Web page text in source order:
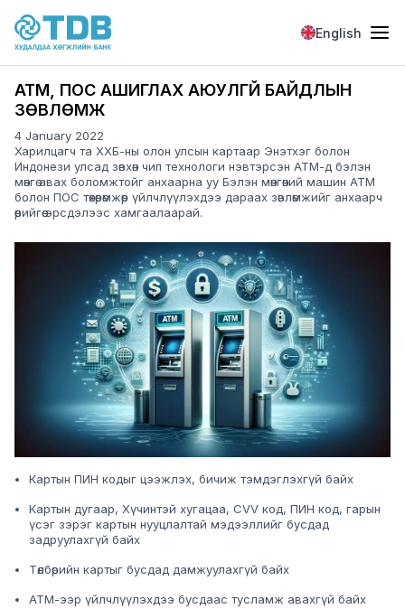
Skip to main content
English
АТМ, ПОС АШИГЛАХ АЮУЛГҮЙ БАЙДЛЫН
ЗӨВЛӨМЖ
4 January 2022
Харилцагч та ХХБ-ны олон улсын картаар Энэтхэг болон
Индонези улсад зөвхөн чип технологи нэвтэрсэн АТМ-д бэлэн
мөнгө авах боломжтойг анхаарна уу Бэлэн мөнгөний машин ATM
болон ПОС төхөөрөмжөөр үйлчлүүлэхдээ дараах зөвлөмжийг анхаарч
өөрийгөө эрсдэлээс хамгаалаарай.
Картын ПИН кодыг цээжлэх, бичиж тэмдэглэхгүй байх
Картын дугаар, Хүчинтэй хугацаа, CVV код, ПИН код, гарын
үсэг зэрэг картын нууцлалтай мэдээллийг бусдад
задруулахгүй байх
Төлбөрийн картыг бусдад дамжуулахгүй байх
АТМ-ээр үйлчлүүлэхдээ бусдаас тусламж авахгүй байх